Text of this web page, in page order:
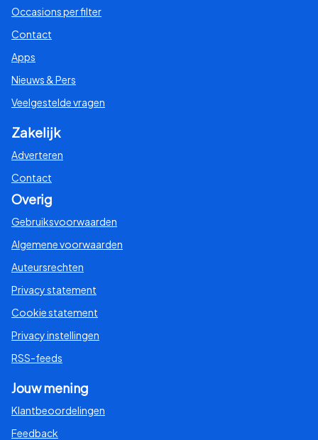
Occasions per filter
Contact
Apps
Nieuws & Pers
Veelgestelde vragen
Zakelijk
Adverteren
Contact
Overig
Gebruiksvoorwaarden
Algemene voorwaarden
Auteursrechten
Privacy statement
Cookie statement
Privacy instellingen
RSS-feeds
Jouw mening
Klantbeoordelingen
Feedback